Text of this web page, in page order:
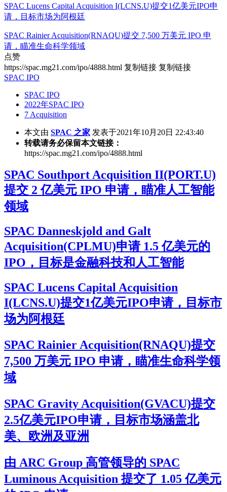
SPAC Lucens Capital Acquisition I(LCNS.U)提交1亿美元IPO申
请，目标市场为阿根廷
SPAC Rainier Acquisition(RNAQU)提交 7,500 万美元 IPO 申
请，瞄准生命科学领域
点赞
https://spac.mg21.com/ipo/4888.html 复制链接 复制链接
SPAC IPO
SPAC IPO
2022年SPAC IPO
7 Acquisition
本文由 SPAC 之家 发表于2021年10月20日 22:43:40
转载请务必保留本文链接：
https://spac.mg21.com/ipo/4888.html
SPAC Southport Acquisition II(PORT.U)
提交 2 亿美元 IPO 申请，瞄准人工智能
领域
SPAC Danneskjold and Galt
Acquisition(CPLMU)申请 1.5 亿美元的
IPO，目标是金融科技和人工智能
SPAC Lucens Capital Acquisition
I(LCNS.U)提交1亿美元IPO申请，目标市
场为阿根廷
SPAC Rainier Acquisition(RNAQU)提交
7,500 万美元 IPO 申请，瞄准生命科学领
域
SPAC Gravity Acquisition(GVACU)提交
2.5亿美元IPO申请，目标市场涵盖北
美、欧洲及亚洲
由 ARC Group 高管领导的 SPAC
Luminous Acquisition 提交了 1.05 亿美元